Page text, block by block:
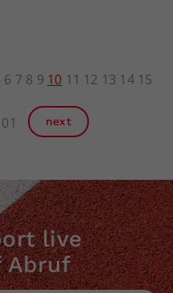
6 7 8 9 10 11 12 13 14 15
next
live
Abruf